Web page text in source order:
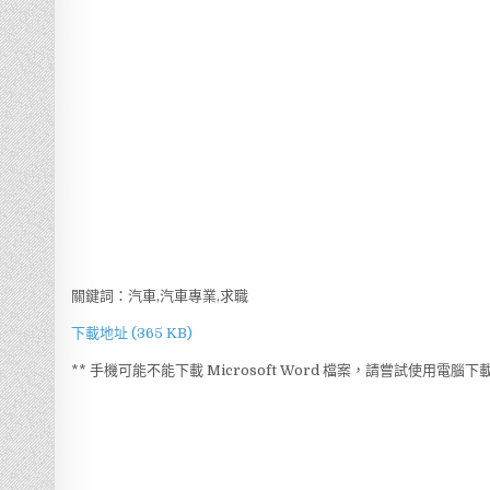
關鍵詞：汽車,汽車專業,求職
下載地址 (365 KB)
** 手機可能不能下載 Microsoft Word 檔案，請嘗試使用電腦下